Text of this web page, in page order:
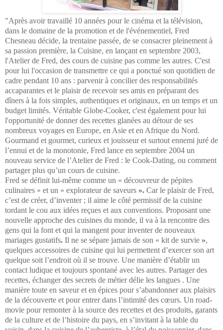
"Après avoir travaillé 10 années pour le cinéma et la télévision,
dans le domaine de la promotion et de l'événementiel, Fred
Chesneau décide, la trentaine passée, de se consacrer pleinement à
sa passion première, la Cuisine, en lançant en septembre 2003,
l'Atelier de Fred, des cours de cuisine pas comme les autres. C'est
pour lui l'occasion de transmettre ce qui a ponctué son quotidien de
cadre pendant 10 ans : parvenir à concilier des responsabilités
accaparantes et le plaisir de recevoir ses amis en préparant des
dîners à la fois simples, authentiques et originaux, en un temps et un
budget limités. Véritable Globe-Cooker, c'est également pour lui
l'opportunité de donner des recettes glanées au détour de ses
nombreux voyages en Europe, en Asie et en Afrique du Nord.
Gourmand et gourmet, curieux et jouisseur et surtout ennemi juré de
l’ennui et de la monotonie, Fred lance en septembre 2004 un
nouveau service de l’Atelier de Fred : le Cook-Dating, ou comment
partager plus qu’un cours de cuisine.
Fred se définit lui-même comme un « découvreur de pépites
culinaires » et un « explorateur de saveurs ». Car le plaisir de Fred,
c’est de créer, d’inventer ; il aime le côté permissif de la cuisine
tordant le cou aux idées reçues et aux conventions. Proposant une
nouvelle approche des cuisines du monde, il va à la rencontre des
gens qui la font et qui la mangent pour inventer de nouveaux
mariages gustatifs. Il ne se sépare jamais de son « kit de survie »,
quelques accessoires de cuisine qui lui permettent d’exercer son art
quelque soit l’endroit où il se trouve. Une manière d’établir un
contact ludique et toujours spontané avec les autres. Partager des
recettes, échanger des secrets de métier délie les langues . Une
manière toute en saveur et en épices pour s’abandonner aux plaisirs
de la découverte et pour entrer dans l’intimité des cœurs. Un road-
movie pour remonter à la source des recettes et des produits, garants
de la culture et de l’histoire du pays, en s’invitant à la table du